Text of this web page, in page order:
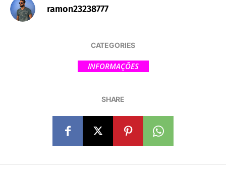
ramon23238777
CATEGORIES
INFORMAÇÕES
SHARE